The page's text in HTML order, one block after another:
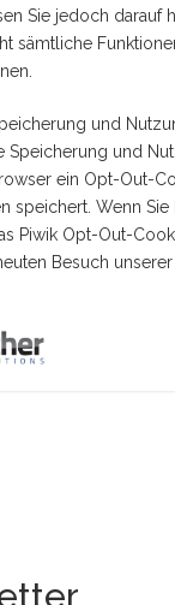
Sie jedoch darauf
sämtliche
und
Speicherung und
ein Opt-Out-
speichert. Wenn
Piwik Opt-Out-
Besuch